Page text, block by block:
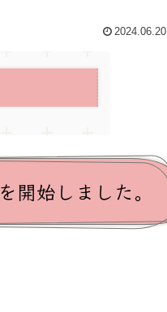
2024.06.20
始しました。